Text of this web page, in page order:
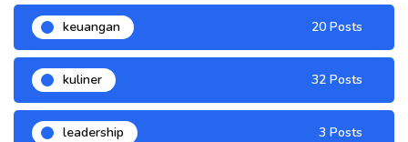
keuangan 20 Posts
kuliner 32 Posts
leadership 3 Posts